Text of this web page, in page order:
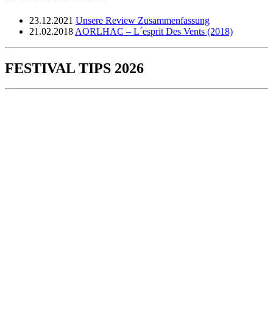
23.12.2021 Unsere Review Zusammenfassung
21.02.2018 AORLHAC – L´esprit Des Vents (2018)
FESTIVAL TIPS 2026